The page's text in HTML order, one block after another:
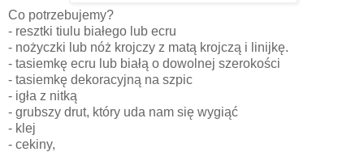
Co potrzebujemy?
- resztki tiulu białego lub ecru
- nożyczki lub nóż krojczy z matą krojczą i linijkę.
- tasiemkę ecru lub białą o dowolnej szerokości
- tasiemkę dekoracyjną na szpic
- igła z nitką
- grubszy drut, który uda nam się wygiąć
- klej
- cekiny,